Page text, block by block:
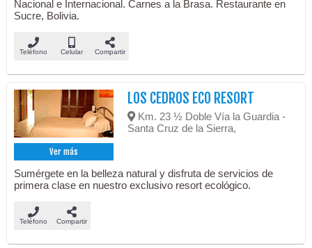
Nacional e Internacional. Carnes a la Brasa. Restaurante en
Sucre, Bolivia.
Teléfono Celular Compartir
Ver más
LOS CEDROS ECO RESORT
Km. 23 ½ Doble Vía la Guardia -
Santa Cruz de la Sierra,
Sumérgete en la belleza natural y disfruta de servicios de
primera clase en nuestro exclusivo resort ecológico.
Teléfono Compartir